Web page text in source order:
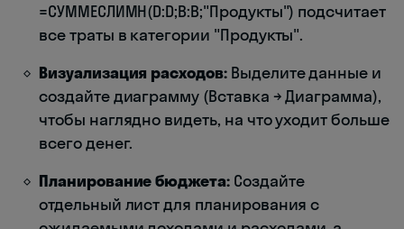
=СУММЕСЛИМН(D:D;B:B;"Продукты") подсчитает
все траты в категории "Продукты".
Визуализация расходов:Выделите данные и
создайте диаграмму (Вставка → Диаграмма),
чтобы наглядно видеть, на что уходит больше
всего денег.
Планирование бюджета:Создайте
отдельный лист для планирования с